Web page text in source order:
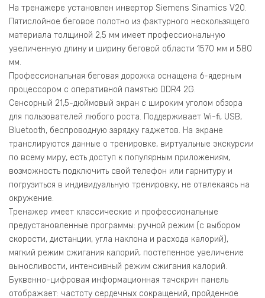
На тренажере установлен инвертор Siemens Sinamics V20.
Пятислойное беговое полотно из фактурного нескользящего
материала толщиной 2,5 мм имеет профессиональную
увеличенную длину и ширину беговой области 1570 мм и 580
мм.
Профессиональная беговая дорожка оснащена 6-ядерным
процессором с оперативной памятью DDR4 2G.
Сенсорный 21,5-дюймовый экран с широким уголом обзора
для пользователей любого роста. Поддерживает Wi-fi, USB,
Bluetooth, беспроводную зарядку гаджетов. На экране
транслируются данные о тренировке, виртуальные экскурсии
по всему миру, есть доступ к популярным приложениям,
возможность подключить свой телефон или гарнитуру и
погрузиться в индивидуальную тренировку, не отвлекаясь на
окружение.
Тренажер имеет классические и профессиональные
предустановленные программы: ручной режим (с выбором
скорости, дистанции, угла наклона и расхода калорий),
мягкий режим сжигания калорий, постепенное увеличение
выносливости, интенсивный режим сжигания калорий.
Буквенно-цифровая информационная тачскрин панель
отображает: частоту сердечных сокращений, пройденное